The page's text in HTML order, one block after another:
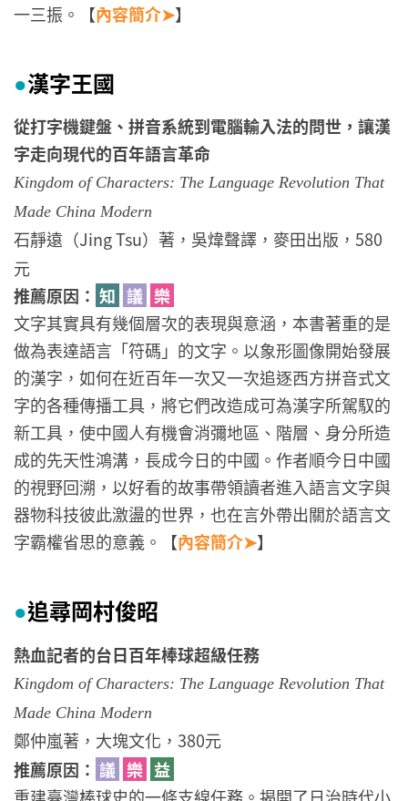
一三振。【內容簡介➤】
●漢字王國
從打字機鍵盤、拼音系統到電腦輸入法的問世，讓漢
字走向現代的百年語言革命
Kingdom of Characters: The Language Revolution That
Made China Modern
石靜遠（Jing Tsu）著，吳煒聲譯，麥田出版，580
元
推薦原因： 知 議 樂
文字其實具有幾個層次的表現與意涵，本書著重的是
做為表達語言「符碼」的文字。以象形圖像開始發展
的漢字，如何在近百年一次又一次追逐西方拼音式文
字的各種傳播工具，將它們改造成可為漢字所駕馭的
新工具，使中國人有機會消彌地區、階層、身分所造
成的先天性鴻溝，長成今日的中國。作者順今日中國
的視野回溯，以好看的故事帶領讀者進入語言文字與
器物科技彼此激盪的世界，也在言外帶出關於語言文
字霸權省思的意義。【內容簡介➤】
●追尋岡村俊昭
熱血記者的台日百年棒球超級任務
Kingdom of Characters: The Language Revolution That
Made China Modern
鄭仲嵐著，大塊文化，380元
推薦原因： 議 樂 益
重建臺灣棒球史的一條支線任務。揭開了日治時代小